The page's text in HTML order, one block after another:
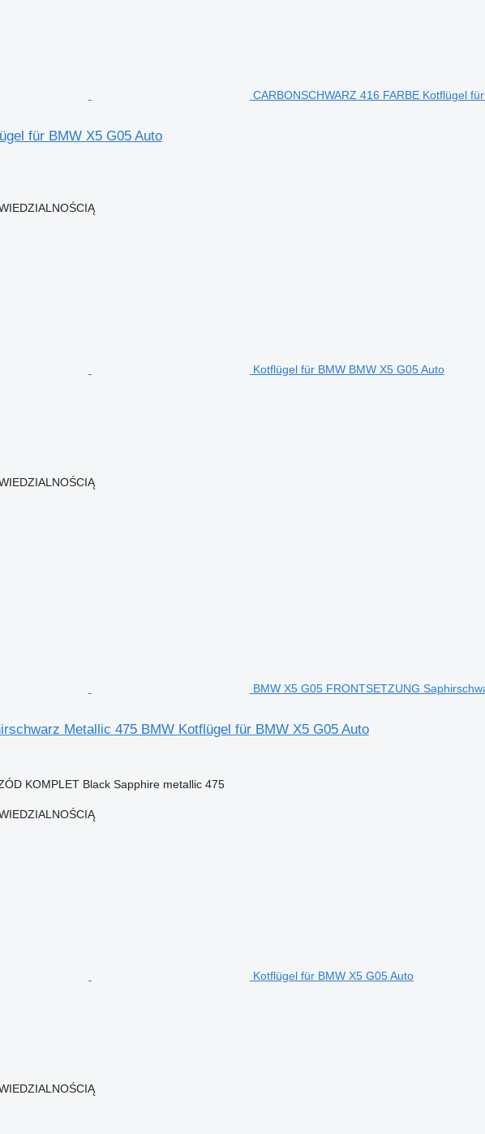
CARBONSCHWARZ 416 FARBE Kotflügel
für BMW X5 G05 Auto
Kotflügel für BMW BMW X5 G05 Auto
BMW X5 G05 FRONTSETZUNG
Metallic 475 BMW Kotflügel für BMW X5 G05 Auto
KOMPLET Black Sapphire metallic 475
Kotflügel für BMW X5 G05 Auto